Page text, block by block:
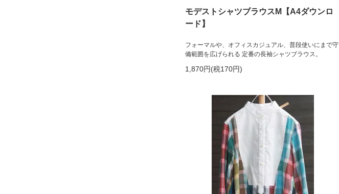
モデストシャツブラウスM【A4ダウンロ
ード】
フォーマルや、オフィスカジュアル、普段使いにまで守
備範囲を広げられる 定番の長袖シャツブラウス。
1,870円(税170円)